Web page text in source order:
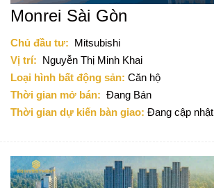
Monrei Sài Gòn
Chủ đầu tư: Mitsubishi
Vị trí: Nguyễn Thị Minh Khai
Loại hình bất động sản: Căn hộ
Thời gian mở bán: Đang Bán
Thời gian dự kiến bàn giao: Đang cập nhật